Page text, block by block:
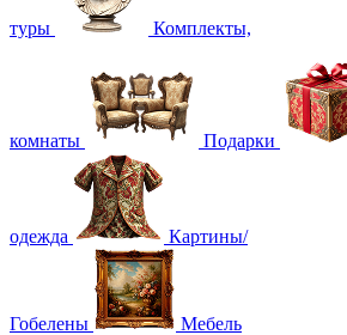
туры Комплекты,
комнаты Подарки
одежда Картины/
Гобелены Мебель